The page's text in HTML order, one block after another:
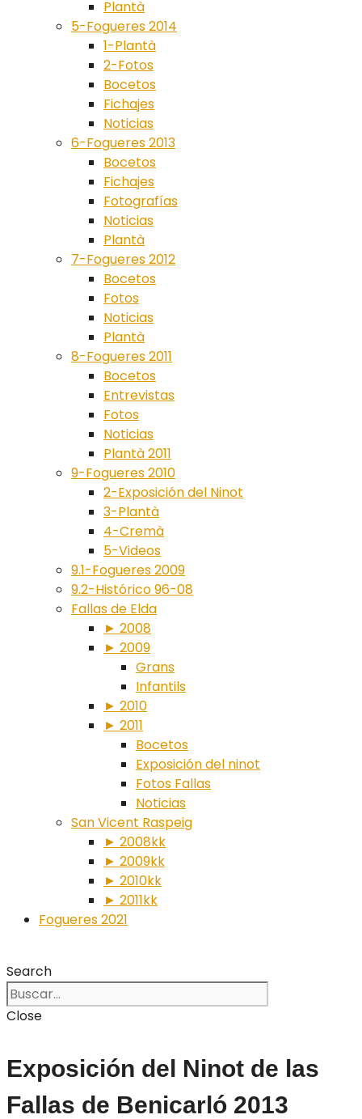
Plantà
5-Fogueres 2014
1-Plantà
2-Fotos
Bocetos
Fichajes
Noticias
6-Fogueres 2013
Bocetos
Fichajes
Fotografías
Noticias
Plantà
7-Fogueres 2012
Bocetos
Fotos
Noticias
Plantà
8-Fogueres 2011
Bocetos
Entrevistas
Fotos
Noticias
Plantà 2011
9-Fogueres 2010
2-Exposición del Ninot
3-Plantà
4-Cremà
5-Videos
9.1-Fogueres 2009
9.2-Histórico 96-08
Fallas de Elda
► 2008
► 2009
Grans
Infantils
► 2010
► 2011
Bocetos
Exposición del ninot
Fotos Fallas
Noticias
San Vicent Raspeig
► 2008kk
► 2009kk
► 2010kk
► 2011kk
Fogueres 2021
Search
Close
Exposición del Ninot de las
Fallas de Benicarló 2013